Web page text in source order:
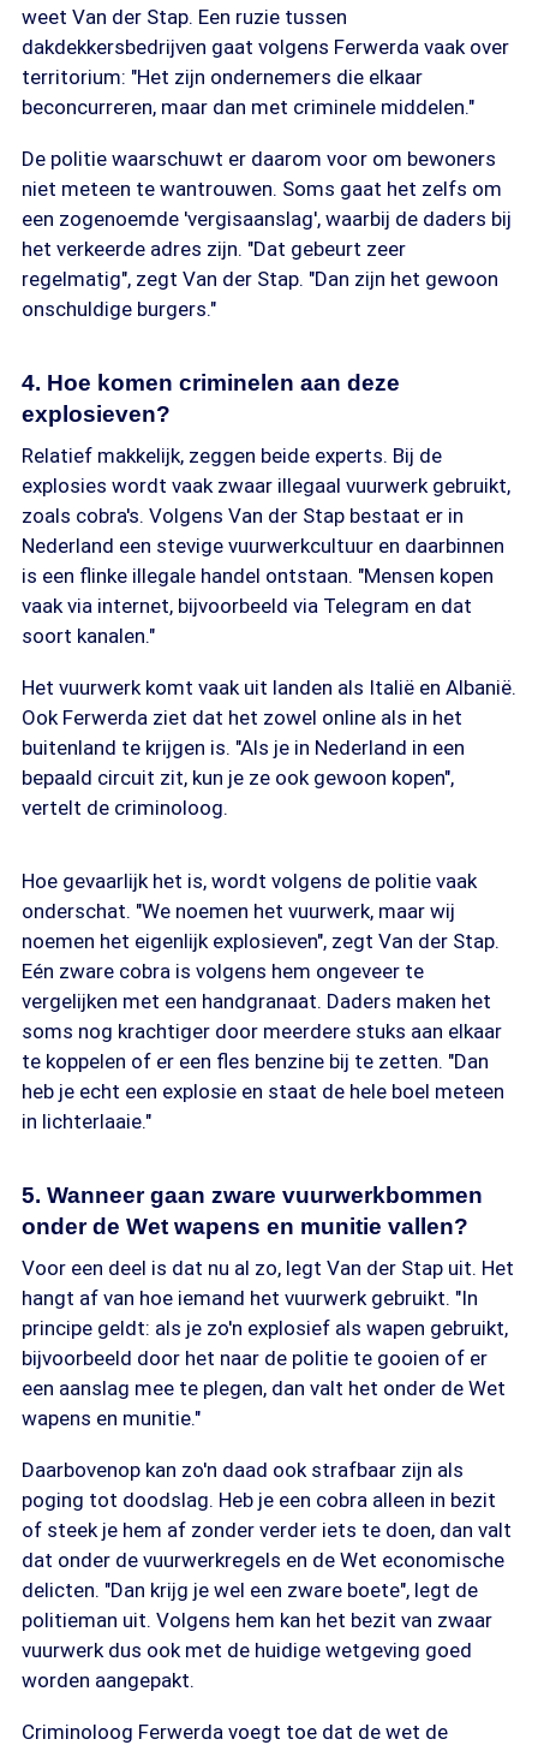
weet Van der Stap. Een ruzie tussen
dakdekkersbedrijven gaat volgens Ferwerda vaak over
territorium: "Het zijn ondernemers die elkaar
beconcurreren, maar dan met criminele middelen."
De politie waarschuwt er daarom voor om bewoners
niet meteen te wantrouwen. Soms gaat het zelfs om
een zogenoemde 'vergisaanslag', waarbij de daders bij
het verkeerde adres zijn. "Dat gebeurt zeer
regelmatig", zegt Van der Stap. "Dan zijn het gewoon
onschuldige burgers."
4. Hoe komen criminelen aan deze
explosieven?
Relatief makkelijk, zeggen beide experts. Bij de
explosies wordt vaak zwaar illegaal vuurwerk gebruikt,
zoals cobra's. Volgens Van der Stap bestaat er in
Nederland een stevige vuurwerkcultuur en daarbinnen
is een flinke illegale handel ontstaan. "Mensen kopen
vaak via internet, bijvoorbeeld via Telegram en dat
soort kanalen."
Het vuurwerk komt vaak uit landen als Italië en Albanië.
Ook Ferwerda ziet dat het zowel online als in het
buitenland te krijgen is. "Als je in Nederland in een
bepaald circuit zit, kun je ze ook gewoon kopen",
vertelt de criminoloog.
Hoe gevaarlijk het is, wordt volgens de politie vaak
onderschat. "We noemen het vuurwerk, maar wij
noemen het eigenlijk explosieven", zegt Van der Stap.
Eén zware cobra is volgens hem ongeveer te
vergelijken met een handgranaat. Daders maken het
soms nog krachtiger door meerdere stuks aan elkaar
te koppelen of er een fles benzine bij te zetten. "Dan
heb je echt een explosie en staat de hele boel meteen
in lichterlaaie."
5. Wanneer gaan zware vuurwerkbommen
onder de Wet wapens en munitie vallen?
Voor een deel is dat nu al zo, legt Van der Stap uit. Het
hangt af van hoe iemand het vuurwerk gebruikt. "In
principe geldt: als je zo'n explosief als wapen gebruikt,
bijvoorbeeld door het naar de politie te gooien of er
een aanslag mee te plegen, dan valt het onder de Wet
wapens en munitie."
Daarbovenop kan zo'n daad ook strafbaar zijn als
poging tot doodslag. Heb je een cobra alleen in bezit
of steek je hem af zonder verder iets te doen, dan valt
dat onder de vuurwerkregels en de Wet economische
delicten. "Dan krijg je wel een zware boete", legt de
politieman uit. Volgens hem kan het bezit van zwaar
vuurwerk dus ook met de huidige wetgeving goed
worden aangepakt.
Criminoloog Ferwerda voegt toe dat de wet de